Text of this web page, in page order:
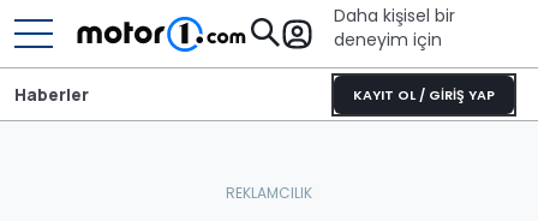
Daha kişisel bir
deneyim için
KAYIT OL / GİRİŞ YAP
Haberler